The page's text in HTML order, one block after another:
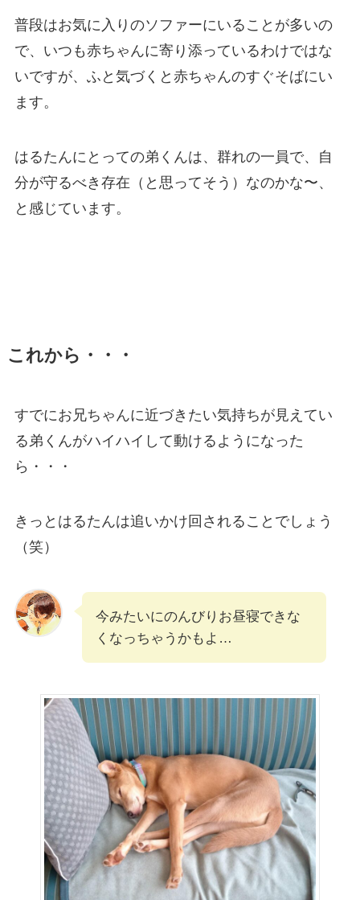
普段はお気に入りのソファーにいることが多いの
で、いつも赤ちゃんに寄り添っているわけではな
いですが、ふと気づくと赤ちゃんのすぐそばにい
ます。
はるたんにとっての弟くんは、群れの一員で、自
分が守るべき存在（と思ってそう）なのかな〜、
と感じています。
これから・・・
すでにお兄ちゃんに近づきたい気持ちが見えてい
る弟くんがハイハイして動けるようになった
ら・・・
きっとはるたんは追いかけ回されることでしょう
（笑）
今みたいにのんびりお昼寝できな
くなっちゃうかもよ…